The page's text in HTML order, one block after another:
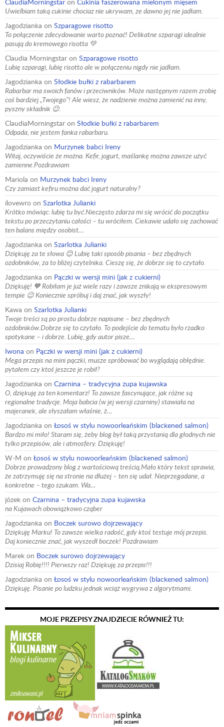
ClaudiaMorningstar on Cukinia faszerowana mielonym mięsem
Uwielbiam taką cukinie chociaz nie ukrywam, ze dawno jej nie jadłam.
Jagodzianka on Szparagowe risotto
To połączenie zdecydowanie warto poznać! Delikatne szparagi idealnie
pasują do kremowego risotta 💚
Claudia Morningstar on Szparagowe risotto
Lubię szparagi, lubię risotto ale w połączeniu nigdy nie jadłam.
Jagodzianka on Słodkie bułki z rabarbarem
Rabarbar ma swoich fanów i przeciwników. Może następnym razem zrobię
coś bardziej „Twojego”! Ale wiesz, że nadzienie można zamienić na inny,
pyszny składnik 😉.
ClaudiaMorningstar on Słodkie bułki z rabarbarem
Odpada, nie jestem fanka rabarbaru.
Jagodzianka on Murzynek babci Ireny
Witaj, oczywiście że można. Kefir, jogurt, maślankę można zawsze użyć
zamienne.Pozdrawiam
Mariola on Murzynek babci Ireny
Czy zamiast kefiru można dać jogurt naturalny?
ilovewro on Szarlotka Julianki
Krótko mówiąc: lubię tu być.Nieczęsto zdarza mi się wrócić do początku
tekstu po przeczytaniu całości – tu wróciłem. Ciekawie udało się zachować
ten balans między osobist…
Jagodzianka on Szarlotka Julianki
Dziękuję za te słowa 😊 Lubię taki sposób pisania – bez zbędnych
ozdobników, za to bliżej czytelnika. Cieszę się, że dobrze się to czytało.
Jagodzianka on Pączki w wersji mini (jak z cukierni)
Dziękuję! 🧡 Robiłam je już wiele razy i zawsze znikają w ekspresowym
tempie 😉 Koniecznie spróbuj i daj znać, jak wyszły!
Kawa on Szarlotka Julianki
Twoje treści są po prostu dobrze napisane – bez zbędnych
ozdobników.Dobrze się to czytało. To podejście do tematu było rzadko
spotykane – i dobrze. Lubię, gdy autor pisze…
Iwona on Pączki w wersji mini (jak z cukierni)
Mega przepis na mini pączki, musze spróbować bo wyglądają obłędnie.
pytałem czy ktoś jeszcze je robił?
Jagodzianka on Czarnina – tradycyjna zupa kujawska
O, dziękuję za ten komentarz! To zawsze fascynujące, jak różne są
regionalne tradycje. Moja babcia (w jej wersji czarniny) stawiała na
majeranek, ale słyszałam właśnie, ż…
Jagodzianka on Łosoś w stylu nowoorleańskim (blackened salmon)
Bardzo mi miło! Staram się, żeby blog był taką przystanią dla głodnych nie
tylko przepisów, ale i atmosfery. Dziękuję!
W-M on Łosoś w stylu nowoorleańskim (blackened salmon)
Dobrze prowadzony blog z wartościową treścią.Mało który tekst sprawia,
że zatrzymuję się na stronie na dłużej – ten się udał. Nieprzegadane, a
konkretne – tego szukam. Wa…
józek on Czarnina – tradycyjna zupa kujawska
na Kujawach obowiązkowo cząber
Jagodzianka on Boczek surowo dojrzewający
Dziękuję Marku! To zawsze wielka radość, gdy ktoś testuje mój przepis.
Daj koniecznie znać, jak wyszedł boczek! Pozdrawiam
Marek on Boczek surowo dojrzewający
Dzisiaj Robię!!!! Pierwszy raz! Dziękuję za przepis!!!
Jagodzianka on Łosoś w stylu nowoorleańskim (blackened salmon)
Dziękuję. Pisanie po ludzku jednak wciąż wygrywa z algorytmami.
MOJE PRZEPISY ZNAJDZIECIE RÓWNIEŻ TU: